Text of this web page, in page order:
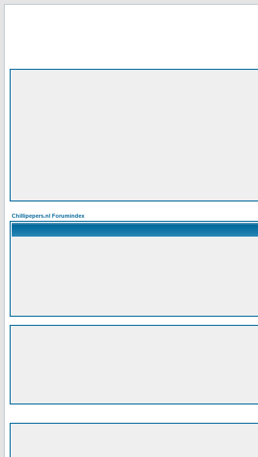
Chillipepers.nl Forumindex